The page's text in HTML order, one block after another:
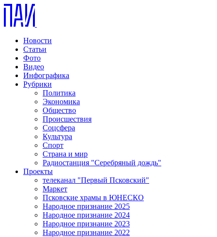
Новости
Статьи
Фото
Видео
Инфографика
Рубрики
Политика
Экономика
Общество
Происшествия
Соцсфера
Культура
Спорт
Страна и мир
Радиостанция "Серебряный дождь"
Проекты
телеканал "Первый Псковский"
Маркет
Псковские храмы в ЮНЕСКО
Народное признание 2025
Народное признание 2024
Народное признание 2023
Народное признание 2022